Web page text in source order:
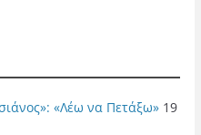
«Λέω να Πετάξω» 19